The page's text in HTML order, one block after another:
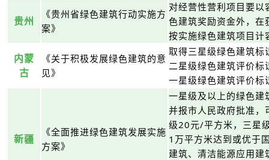
贵州
《贵州省绿色建筑行动实施方
案》
对经营性营利项目要
色建筑奖励资金外，
按实施绿色建筑项目
内蒙
古
《关于积极发展绿色建筑的意
见》
取得三星级绿色建筑
二星级绿色建筑评价
一星级绿色建筑评价
新疆
《全面推进绿色建筑发展实施
方案》
一星级及以上的绿色
并报市人民政府批准
级20元/平方米，三星
1万平方米达到或优于
建筑、清洁能源应用